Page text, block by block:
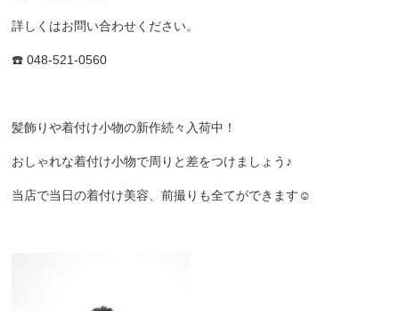
詳しくはお問い合わせください。
☎️ 048-521-0560
髪飾りや着付け小物の新作続々入荷中！
おしゃれな着付け小物で周りと差をつけましょう♪
当店で当日の着付け美容、前撮りも全てができます☺️